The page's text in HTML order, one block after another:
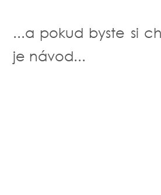
...a pokud byste si
je návod...